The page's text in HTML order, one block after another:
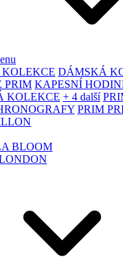
DÁMSKÁ
PRIM KAPESNÍ
KOLEKCE + 4 další
PRIM
BLOOM